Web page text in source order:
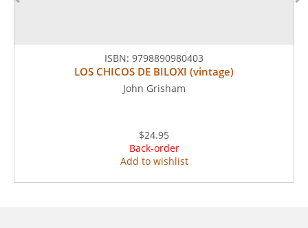
ISBN: 9798890980403
LOS CHICOS DE BILOXI (vintage)
John Grisham
$24.95
Back-order
Add to wishlist